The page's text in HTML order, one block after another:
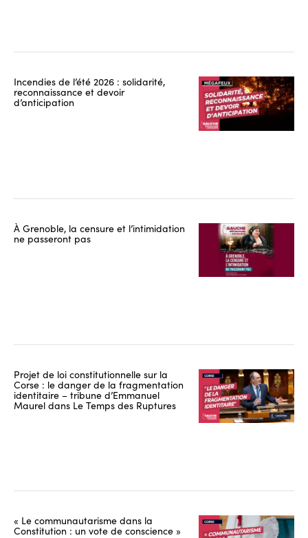
Incendies de l’été 2026 : solidarité,
reconnaissance et devoir
d’anticipation
À Grenoble, la censure et l’intimidation
ne passeront pas
Projet de loi constitutionnelle sur la
Corse : le danger de la fragmentation
identitaire – tribune d’Emmanuel
Maurel dans Le Temps des Ruptures
« Le communautarisme dans la
Constitution : un vote de conscience »